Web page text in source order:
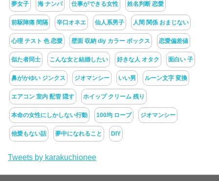
夢女子 海 ナンパ 仕事ができる女性 姓名判断 恋愛
前駆陣痛 間隔 辛口オネエ 仙人系男子 人間 関係 おまじない
心理 テスト 色 恋愛 壁面 収納 diy カラー ボックス 恋愛偏差値
似た者同士 こんな女と結婚したい 好きな人 オタク 面白い 子
鼻がかゆい ジンクス ジオマンシー いい男 ルーン文字 変換
エアコン 室内 配管 隠す ホイップ クリーム 残り
本命の女性にしかしない行動 100均 ロープ ジオマンシー
他愛もない話 夢中になれること DIY
Tweets by karakuchionee